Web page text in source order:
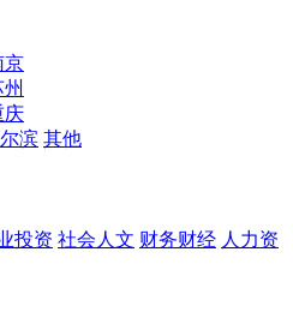
京
庆
滨 其他
投资 社会人文 财务财经 人力资